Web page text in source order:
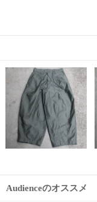
Audienceのオススメ